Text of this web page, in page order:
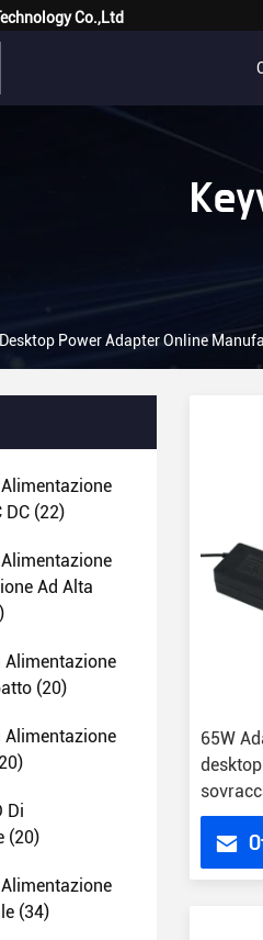
Co.,Ltd
Desktop Power Adapter Online
DC (22)
Ad Alta
Alimentazione
(20)
Alimentazione
Di
(20)
(34)
65W